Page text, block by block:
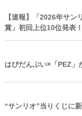
【速報】「2026年サン
賞」初回上位10位発表！
はぴだんぶい×「PEZ」
“サンリオ”当りくじに新